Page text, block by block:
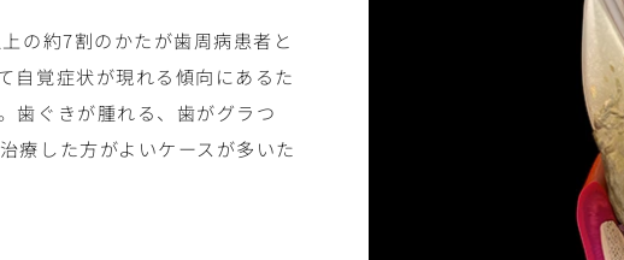
の約7割のかたが歯周病患者と
自覚症状が現れる傾向にあるた
歯ぐきが腫れる、歯がグラつ
療した方がよいケースが多いた